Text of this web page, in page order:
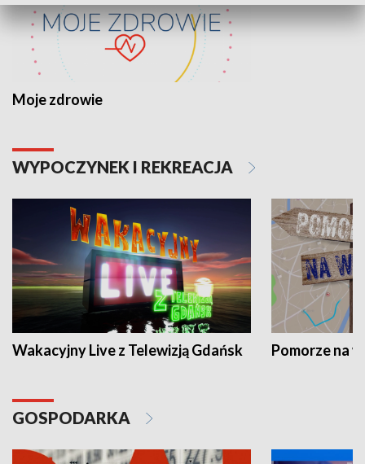
Moje zdrowie
WYPOCZYNEK I REKREACJA
Wakacyjny Live z Telewizją Gdańsk Pomorze na
GOSPODARKA